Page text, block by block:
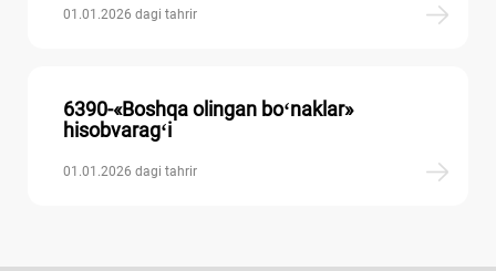
01.01.2026 dagi tahrir
6390-«Boshqa olingan boʻnaklar»
hisobvaragʻi
01.01.2026 dagi tahrir